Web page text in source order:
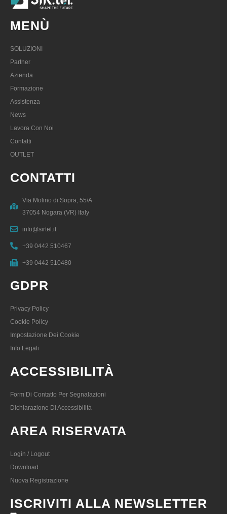
MENÙ
SOLUZIONI
Partner
Azienda
Formazione
Assistenza
News
Lavora Con Noi
Contatti
OUTLET
CONTATTI
Via Molino di Sopra, 55/A
37054 Nogara (VR) Italy
info@sirtel.it
+39 0442 510467
+39 0442 510480
GDPR
Privacy Policy
Cookie Policy
Impostazione Dei Cookie
Info Legali
ACCESSIBILITÀ
Form Di Contatto Per Segnalazioni
Dichiarazione Di Accessibilità
AREA RISERVATA
Login / Logout
Download
Nuova Registrazione
ISCRIVITI ALLA NEWSLETTER